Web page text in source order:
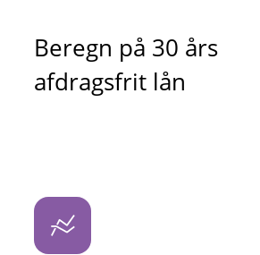
Beregn på 30 års
afdragsfrit lån